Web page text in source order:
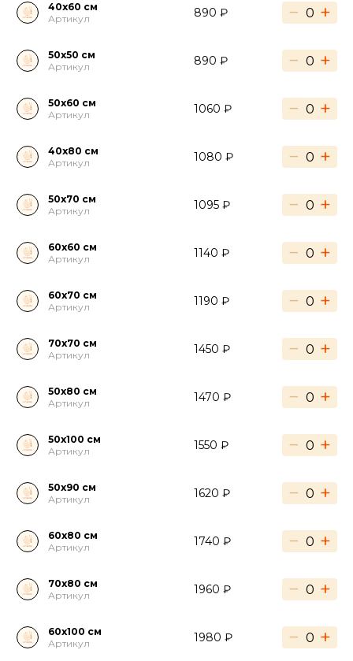
40х60 см
Артикул
890 ₽ − +
50х50 см
Артикул
890 ₽ − +
50х60 см
Артикул
1060 ₽ − +
40х80 см
Артикул
1080 ₽ − +
50х70 см
Артикул
1095 ₽ − +
60х60 см
Артикул
1140 ₽ − +
60х70 см
Артикул
1190 ₽ − +
70х70 см
Артикул
1450 ₽ − +
50х80 см
Артикул
1470 ₽ − +
50х100 см
Артикул
1550 ₽ − +
50х90 см
Артикул
1620 ₽ − +
60х80 см
Артикул
1740 ₽ − +
70х80 см
Артикул
1960 ₽ − +
60х100 см
Артикул
1980 ₽ − +